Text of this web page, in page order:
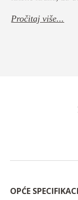
Pročitaj više...
OPĆE